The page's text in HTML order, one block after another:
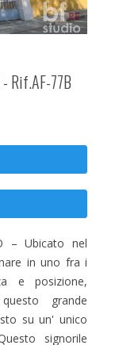
- Rif.AF-77B
– Ubicato nel
in uno fra i
e posizione,
grande
su un' unico
signorile